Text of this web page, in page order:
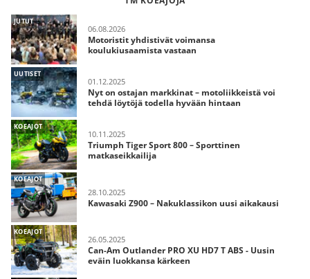
JUTUT
06.08.2026
Motoristit yhdistivät voimansa
koulukiusaamista vastaan
UUTISET
01.12.2025
Nyt on ostajan markkinat – motoliikkeistä voi
tehdä löytöjä todella hyvään hintaan
KOEAJOT
10.11.2025
Triumph Tiger Sport 800 – Sporttinen
matkaseikkailija
KOEAJOT
28.10.2025
Kawasaki Z900 – Nakuklassikon uusi aikakausi
KOEAJOT
26.05.2025
Can-Am Outlander PRO XU HD7 T ABS - Uusin
eväin luokkansa kärkeen